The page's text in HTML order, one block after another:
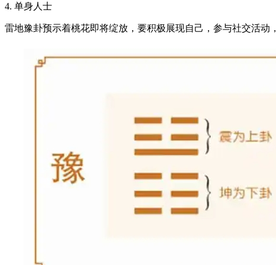
4. 单身人士
雷地豫卦预示着桃花即将绽放，要积极展现自己，参与社交活动